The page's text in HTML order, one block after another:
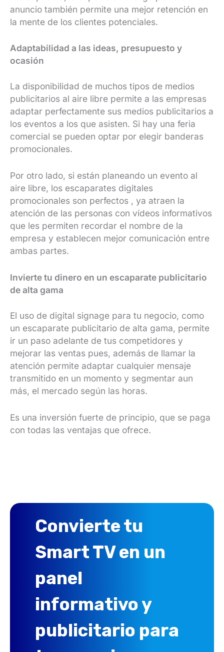
anuncio también permite una mejor retención en
la mente de los clientes potenciales.
Adaptabilidad a las ideas, presupuesto y
ocasión
La disponibilidad de muchos tipos de medios
publicitarios al aire libre permite a las empresas
adaptar perfectamente sus medios publicitarios a
los eventos a los que asisten. Si hay una feria
comercial se pueden optar por elegir banderas
promocionales.
Por otro lado, si están planeando un evento al
aire libre, los escaparates digitales
promocionales son perfectos , ya atraen la
atención de las personas con vídeos informativos
que les permiten recordar el nombre de la
empresa y establecen mejor comunicación entre
ambas partes.
Invierte tu dinero en un escaparate publicitario
de alta gama
El uso de digital signage para tu negocio, como
un escaparate publicitario de alta gama, permite
ir un paso adelante de tus competidores y
mejorar las ventas pues, además de llamar la
atención permite adaptar cualquier mensaje
transmitido en un momento y segmentar aun
más, el mercado según las horas.
Es una inversión fuerte de principio, que se paga
con todas las ventajas que ofrece.
Convierte tu
Smart TV en un
panel
informativo y
publicitario para